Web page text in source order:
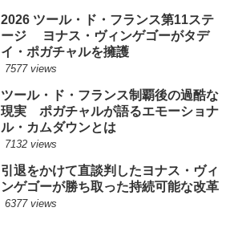
2026 ツール・ド・フランス第11ステ
ージ ヨナス・ヴィンゲゴーがタデ
イ・ポガチャルを擁護
7577 views
ツール・ド・フランス制覇後の過酷な
現実 ポガチャルが語るエモーショナ
ル・カムダウンとは
7132 views
引退をかけて直談判したヨナス・ヴィ
ンゲゴーが勝ち取った持続可能な改革
6377 views